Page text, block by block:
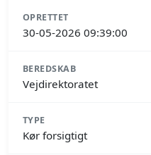
OPRETTET
30-05-2026 09:39:00
BEREDSKAB
Vejdirektoratet
TYPE
Kør forsigtigt